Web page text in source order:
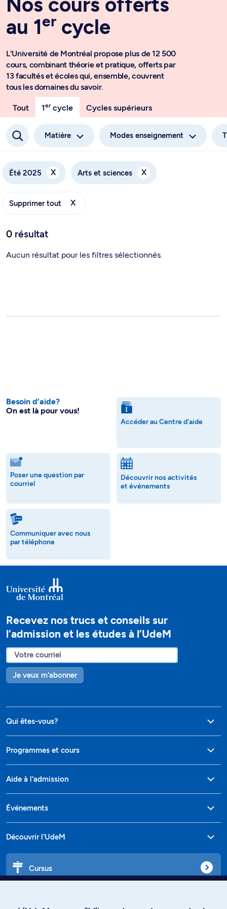
au 1er cycle
L'Université de Montréal propose plus de 12 500
cours, combinant théorie et pratique, offerts par
13 facultés et écoles qui, ensemble, couvrent
tous les domaines du savoir.
Tout 1ercycle Cycles supérieurs
Matière Modes enseignement
Été 2025 X Arts et sciences X
Supprimer tout X
0 résultat
Aucun résultat pour les filtres sélectionnés.
Besoin d’aide?
On est là pour vous!
Accéder au Centre d'aide
Poser une question par
courriel
Découvrir nos activités
et événements
Communiquer avec nous
par téléphone
Recevez nos trucs et conseils sur
l’admission et les études à l’UdeM
Je veux m'abonner
Qui êtes-vous?
Programmes et cours
Aide à l'admission
Événements
Découvrir l'UdeM
Cursus